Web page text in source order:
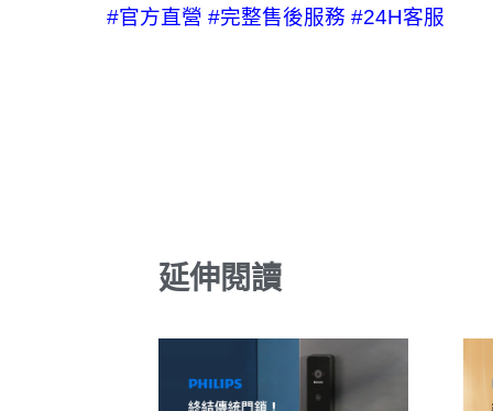
#官方直營 #完整售後服務 #24H客服
延伸閱讀